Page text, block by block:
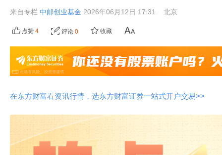
来自专栏 中邮创业基金 2026年06月12日 17:31 北京
点赞 4 评论 0 收藏
在东方财富看资讯行情，选东方财富证券一站式开户交易>>